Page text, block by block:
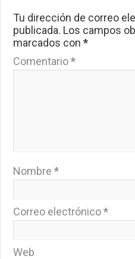
Tu dirección de correo
publicada. Los campos
marcados con*
Comentario*
Nombre*
Correo electrónico*
Web